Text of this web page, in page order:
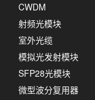
CWDM
射频光模块
室外光缆
模拟光发射模块
SFP28光模块
微型波分复用器